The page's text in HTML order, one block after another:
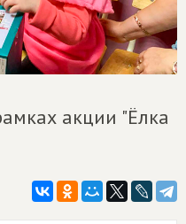
акции "Ёлка